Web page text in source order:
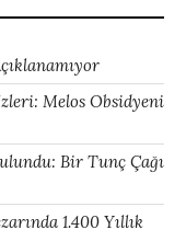
Melos Obsidyeni
Bir Tunç Çağı
1.400 Yıllık